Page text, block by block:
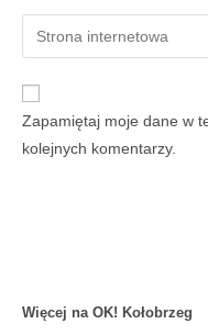
Zapamiętaj moje dane w
kolejnych komentarzy.
Więcej na OK! Kołobrzeg